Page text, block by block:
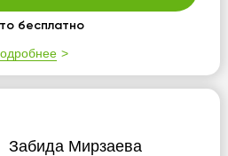
бесплатно
Забида Мирзаева